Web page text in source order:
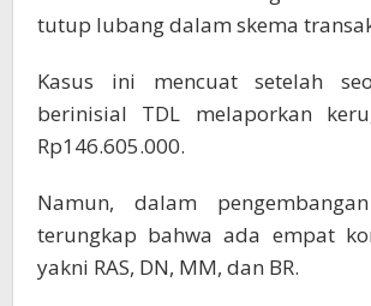
tutup lubang dalam skema
Kasus ini mencuat setelah
berinisial TDL melaporkan
Rp146.605.000.
Namun, dalam
terungkap bahwa ada empat
yakni RAS, DN, MM, dan BR.